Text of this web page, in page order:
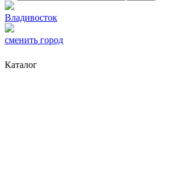
Владивосток
сменить город
Каталог